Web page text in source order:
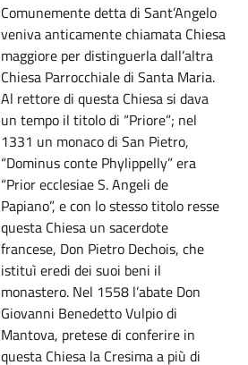
Comunemente detta di Sant’Angelo
veniva anticamente chiamata Chiesa
maggiore per distinguerla dall’altra
Chiesa Parrocchiale di Santa Maria.
Al rettore di questa Chiesa si dava
un tempo il titolo di “Priore”; nel
1331 un monaco di San Pietro,
“Dominus conte Phylippelly” era
“Prior ecclesiae S. Angeli de
Papiano”, e con lo stesso titolo resse
questa Chiesa un sacerdote
francese, Don Pietro Dechois, che
istituì eredi dei suoi beni il
monastero. Nel 1558 l’abate Don
Giovanni Benedetto Vulpio di
Mantova, pretese di conferire in
questa Chiesa la Cresima a più di